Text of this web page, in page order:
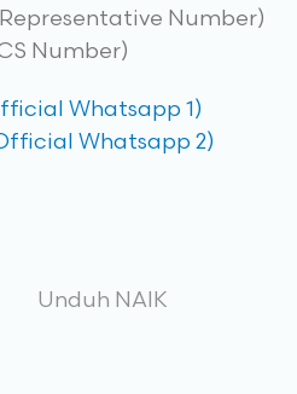
(Representative Number)
Number)
Whatsapp 1)
Whatsapp 2)
Unduh NAIK